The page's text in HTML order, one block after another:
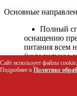
Основные
Полный
оснащению
питания всем
(холодильное
оборудование,
Сайт использует файлы
Подробнее в Политике